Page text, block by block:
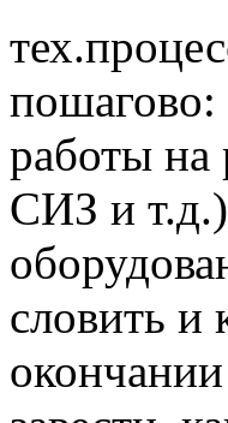
работы на
СИЗ и
словить и